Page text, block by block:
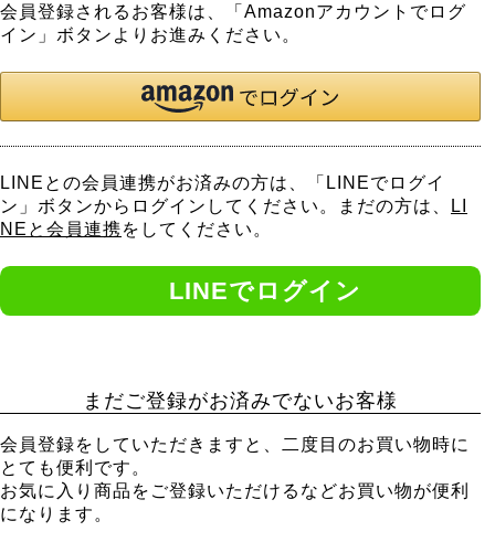
会員登録されるお客様は、「Amazonアカウントでログ
イン」ボタンよりお進みください。
LINEとの会員連携がお済みの方は、「LINEでログイ
ン」ボタンからログインしてください。まだの方は、
LI
NEと会員連携をしてください。
まだご登録がお済みでないお客様
会員登録をしていただきますと、二度目のお買い物時に
とても便利です。
お気に入り商品をご登録いただけるなどお買い物が便利
になります。